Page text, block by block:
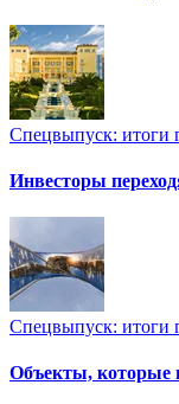
Спецвыпуск: итоги
Инвесторы
Спецвыпуск: итоги
Объекты, которые